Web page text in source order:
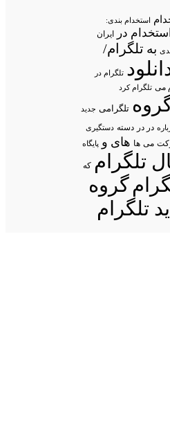
استخدام بندی:
استخدام در ایران
به تلگرام/
تلگرام در
می تلگرام کرد
تلگرامی جدید
در در دسته دستگیری
می ها های و پایگاه
تلگرام که
گروه
تلگرام